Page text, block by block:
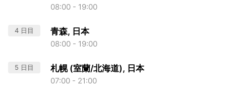
08:00 - 19:00
4 日目 青森, 日本
08:00 - 19:00
5 日目 札幌 (室蘭/北海道), 日本
07:00 - 21:00